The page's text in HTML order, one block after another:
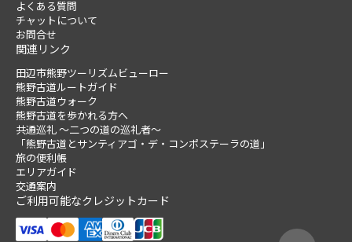
よくある質問
チャットについて
お問合せ
関連リンク
田辺市熊野ツーリズムビューロー
熊野古道ルートガイド
熊野古道ウォーク
熊野古道を歩かれる方へ
共通巡礼 ～二つの道の巡礼者～
「熊野古道とサンティアゴ・デ・コンポステーラの道」
旅の便利帳
エリアガイド
交通案内
ご利用可能なクレジットカード